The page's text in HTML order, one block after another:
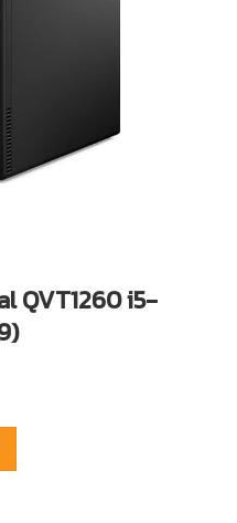
QVT1260 i5-
i5-14400